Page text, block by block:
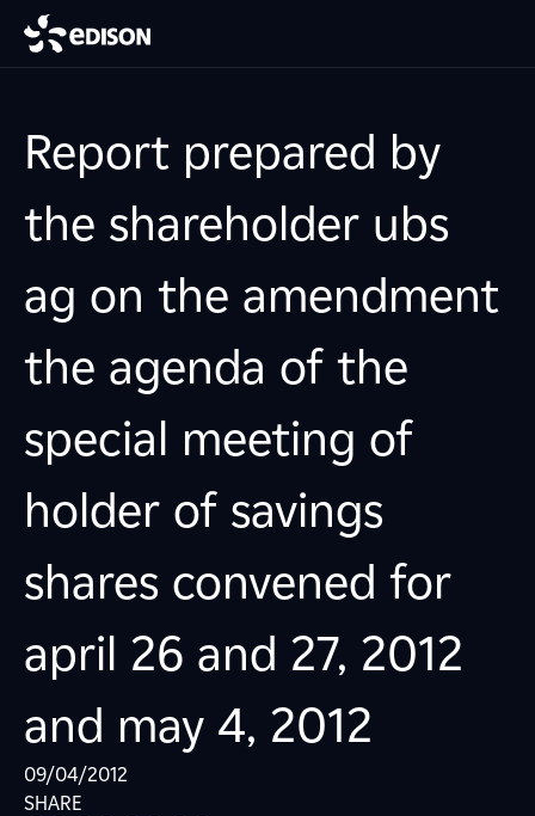
Report prepared by
the shareholder ubs
ag on the amendment
the agenda of the
special meeting of
holder of savings
shares convened for
april 26 and 27, 2012
and may 4, 2012
09/04/2012
SHARE